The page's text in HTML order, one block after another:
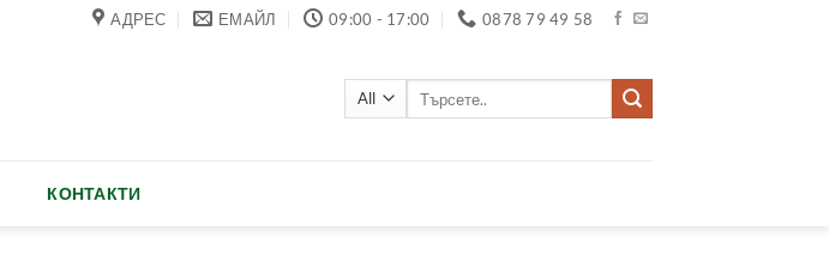
АДРЕС ЕМАЙЛ 09:00 - 17:00 0878 79 49 58
КОНТАКТИ